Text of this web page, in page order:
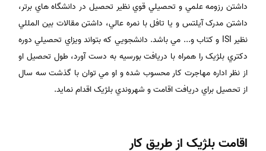
داشتن رزومه علمي و تحصيلي قوي نظير تحصيل در دانشگاه هاي برتر،
داشتن مدرک آيلتس و يا تافل با نمره عالي، داشتن مقالات بين المللي
نظير ISI و کتاب و... مي باشد. دانشجويي که بتواند ويزاي تحصيلي دوره
دکتري بلژيک را همراه با دريافت بورسيه به دست آورد، طول تحصيل او
از نظر اداره مهاجرت کار محسوب شده و او مي توان با گذشت سه سال
از تحصيل براي دريافت اقامت و شهروندي بلژيک اقدام نمايد.
اقامت بلژیک از طریق کار